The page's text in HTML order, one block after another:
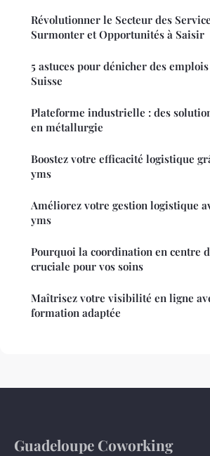
Révolutionner le Secteur des
Surmonter et Opportunités à Saisir
5 astuces pour dénicher des
Suisse
Plateforme industrielle : des
en métallurgie
Boostez votre efficacité logistique
yms
Améliorez votre gestion logistique
yms
Pourquoi la coordination en centre
cruciale pour vos soins
Maîtrisez votre visibilité en ligne
formation adaptée
Guadeloupe Coworking